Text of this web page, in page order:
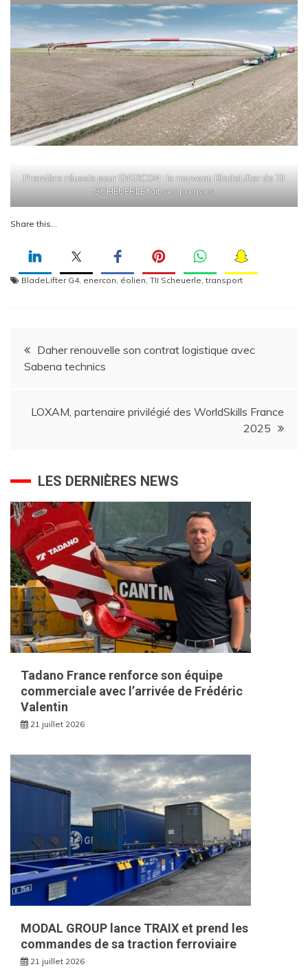
Première réussie pour ENERCON : le nouveau BladeLifter de TII
SCHEUERLE fait ses preuves
Share this…
BladeLifter G4, enercon éolien TII Scheuerle ,transport
Navigation
de
l’article
Daher renouvelle son contrat logistique avec
Sabena technics
LOXAM, partenaire privilégié des WorldSkills France
2025
LES DERNIÈRES NEWS
Tadano France renforce son équipe
commerciale avec l’arrivée de Frédéric
Valentin
21 juillet 2026
MODAL GROUP lance TRAIX et prend les
commandes de sa traction ferroviaire
21 juillet 2026